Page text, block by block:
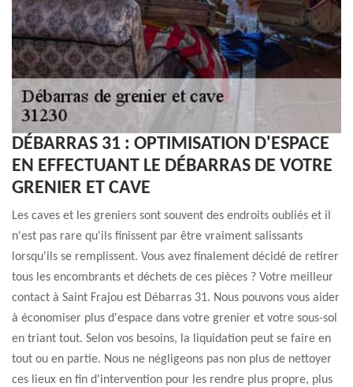
DÉBARRAS 31 : OPTIMISATION D'ESPACE
EN EFFECTUANT LE DÉBARRAS DE VOTRE
GRENIER ET CAVE
Les caves et les greniers sont souvent des endroits oubliés et il
n'est pas rare qu'ils finissent par être vraiment salissants
lorsqu'ils se remplissent. Vous avez finalement décidé de retirer
tous les encombrants et déchets de ces pièces ? Votre meilleur
contact à Saint Frajou est Débarras 31. Nous pouvons vous aider
à économiser plus d'espace dans votre grenier et votre sous-sol
en triant tout. Selon vos besoins, la liquidation peut se faire en
tout ou en partie. Nous ne négligeons pas non plus de nettoyer
ces lieux en fin d'intervention pour les rendre plus propre, plus